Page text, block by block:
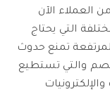
العملاء الآن
التي يحتاج
تمنع حدوث
خصم والتي تستطيع